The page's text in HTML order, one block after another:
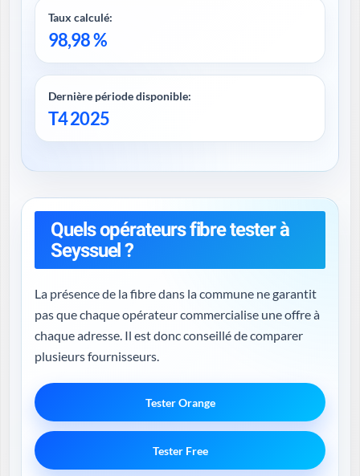
Taux calculé:
98,98 %
Dernière période disponible:
T4 2025
Quels opérateurs fibre tester à
Seyssuel ?
La présence de la fibre dans la commune ne garantit
pas que chaque opérateur commercialise une offre à
chaque adresse. Il est donc conseillé de comparer
plusieurs fournisseurs.
Tester Orange
Tester Free